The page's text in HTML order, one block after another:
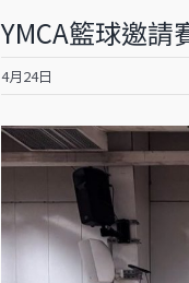
YMCA籃球邀請
4月24日